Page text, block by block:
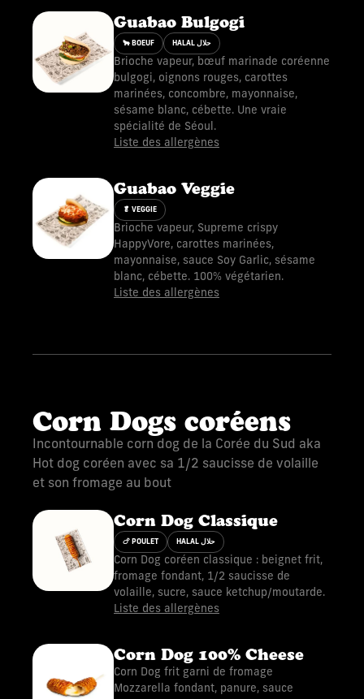
Guabao Bulgogi
🐂 BOEUF HALAL حلال
Brioche vapeur, bœuf marinade coréenne
bulgogi, oignons rouges, carottes
marinées, concombre, mayonnaise,
sésame blanc, cébette. Une vraie
spécialité de Séoul.
Liste des allergènes
Guabao Veggie
🥬 VEGGIE
Brioche vapeur, Supreme crispy
HappyVore, carottes marinées,
mayonnaise, sauce Soy Garlic, sésame
blanc, cébette. 100% végétarien.
Liste des allergènes
Corn Dogs coréens
Incontournable corn dog de la Corée du Sud aka
Hot dog coréen avec sa 1/2 saucisse de volaille
et son fromage au bout
Corn Dog Classique
🍗 POULET HALAL حلال
Corn Dog coréen classique : beignet frit,
fromage fondant, 1/2 saucisse de
volaille, sucre, sauce ketchup/moutarde.
Liste des allergènes
Corn Dog 100% Cheese
Corn Dog frit garni de fromage
Mozzarella fondant, panure, sauce